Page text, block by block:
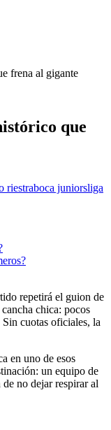
frena al gigante
que
riestraboca juniorsliga
repetirá el guion de
chica: pocos
cuotas oficiales, la
en uno de esos
un equipo de
no dejar respirar al